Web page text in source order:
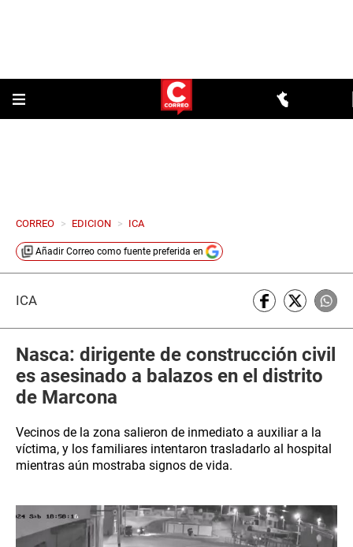
CORREO > EDICION > ICA
Añadir Correo como fuente preferida en
ICA
Nasca: dirigente de construcción civil
es asesinado a balazos en el distrito
de Marcona
Vecinos de la zona salieron de inmediato a auxiliar a la
víctima, y los familiares intentaron trasladarlo al hospital
mientras aún mostraba signos de vida.